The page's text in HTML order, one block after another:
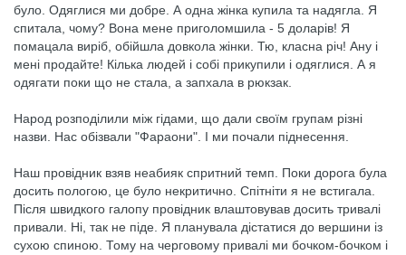
було. Одяглися ми добре. А одна жінка купила та надягла. Я
спитала, чому? Вона мене приголомшила - 5 доларів! Я
помацала виріб, обійшла довкола жінки. Тю, класна річ! Ану і
мені продайте! Кілька людей і собі прикупили і одяглися. А я
одягати поки що не стала, а запхала в рюкзак.
Народ розподілили між гідами, що дали своїм групам різні
назви. Нас обізвали "Фараони". І ми почали піднесення.
Наш провідник взяв неабияк спритний темп. Поки дорога була
досить пологою, це було некритично. Спітніти я не встигала.
Після швидкого галопу провідник влаштовував досить тривалі
привали. Ні, так не піде. Я планувала дістатися до вершини із
сухою спиною. Тому на черговому привалі ми бочком-бочком і